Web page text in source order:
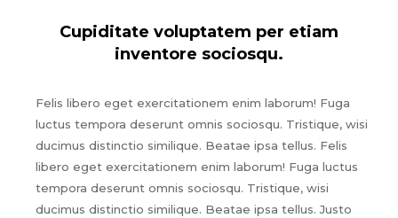
Cupiditate voluptatem per etiam
inventore sociosqu.
Felis libero eget exercitationem enim laborum! Fuga
luctus tempora deserunt omnis sociosqu. Tristique, wisi
ducimus distinctio similique. Beatae ipsa tellus. Felis
libero eget exercitationem enim laborum! Fuga luctus
tempora deserunt omnis sociosqu. Tristique, wisi
ducimus distinctio similique. Beatae ipsa tellus. Justo